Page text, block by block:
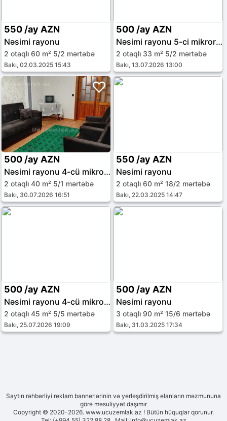
550 /ay AZN
Nəsimi rayonu
2 otaqlı 60 m² 5/2 mərtəbə
Bakı, 02.03.2025 15:43
500 /ay AZN
Nəsimi rayonu 5-ci mikrorayon
2 otaqlı 33 m² 5/2 mərtəbə
Bakı, 13.07.2026 13:00
500 /ay AZN
Nəsimi rayonu 4-cü mikrorayon
2 otaqlı 40 m² 5/1 mərtəbə
Bakı, 30.07.2026 16:51
550 /ay AZN
Nəsimi rayonu
2 otaqlı 60 m² 18/2 mərtəbə
Bakı, 22.03.2025 14:47
500 /ay AZN
Nəsimi rayonu 4-cü mikrorayon
2 otaqlı 45 m² 5/5 mərtəbə
Bakı, 25.07.2026 19:09
500 /ay AZN
Nəsimi rayonu
3 otaqlı 90 m² 15/6 mərtəbə
Bakı, 31.03.2025 17:34
Saytın rəhbərliyi reklam bannerlərinin və yerləşdirilmiş elanların məzmununa
görə məsuliyyət daşımır
Copyright © 2020-2026. www.ucuzemlak.az ! Bütün hüquqlar qorunur.